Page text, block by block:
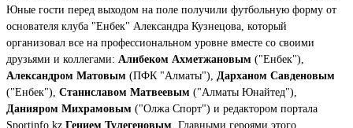
Юные гости перед выходом на поле получили футбольную форму от
основателя клуба "Енбек" Александра Кузнецова, который
организовал все на профессиональном уровне вместе со своими
друзьями и коллегами: Алибеком Ахметжановым ("Енбек"),
Александром Матовым (ПФК "Алматы"), Дарханом Савденовым
("Енбек"), Станиславом Матвеевым ("Алматы Юнайтед"),
Данияром Михрамовым ("Олжа Спорт") и редактором портала
Sportinfo.kz Гением Тулегеновым . Главными героями этого